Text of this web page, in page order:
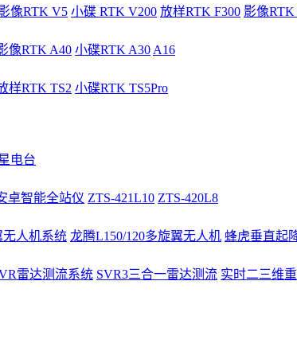
像RTK V5 小碟 RTK V200 放样RTK F300 影像RTK
像RTK A40 小碟RTK A30 A16
样RTK TS2 小碟RTK TS5Pro
电台
卓智能全站仪 ZTS-421L10 ZTS-420L8
无人机系统 龙腾L150/120多旋翼无人机 蜂虎垂直起
雷达测流系统 SVR3三合一雷达测流 实时二三维